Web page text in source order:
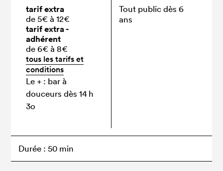
tarif extra
de 5€ à 12€
tarif extra -
adhérent
de 6€ à 8€
tous les tarifs et
conditions
Le + : bar à
douceurs dès 14 h
3o
Tout public dès 6
ans
Durée : 50 min